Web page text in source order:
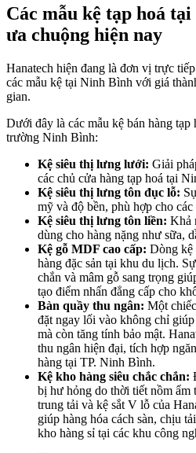
Các mẫu kệ tạp hoá
ưa chuộng hiện nay
Hanatech hiện đang là đơn vị trực
các mẫu kệ tại Ninh Bình với giá
gian.
Dưới đây là các mẫu kệ bán hàng tạp
trường Ninh Bình:
Kệ siêu thị lưng lưới: Giải
các chủ cửa hàng tạp hoá tại
Kệ siêu thị lưng tôn đục lỗ:
mỹ và độ bền, phù hợp cho
Kệ siêu thị lưng tôn liền: Khả
dùng cho hàng nặng như sữa,
Kệ gỗ MDF cao cấp: Dòng kệ
hàng đặc sản tại khu du lịch.
chắn và mâm gỗ sang trọng
tạo điểm nhấn đẳng cấp cho
Bàn quầy thu ngân: Một
đặt ngay lối vào không chỉ
mà còn tăng tính bảo mật.
thu ngân hiện đại, tích hợp
hàng tại TP. Ninh Bình.
Kệ kho hàng siêu chắc chắn:
bị hư hỏng do thời tiết nồm ẩm
trung tải và kệ sắt V lỗ của
giúp hàng hóa cách sàn, chịu
kho hàng sỉ tại các khu công